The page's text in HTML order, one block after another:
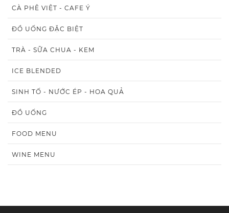
CÀ PHÊ VIỆT - CAFE Ý
ĐỒ UỐNG ĐẶC BIỆT
TRÀ - SỮA CHUA - KEM
ICE BLENDED
SINH TỐ - NƯỚC ÉP - HOA QUẢ
ĐỒ UỐNG
FOOD MENU
WINE MENU